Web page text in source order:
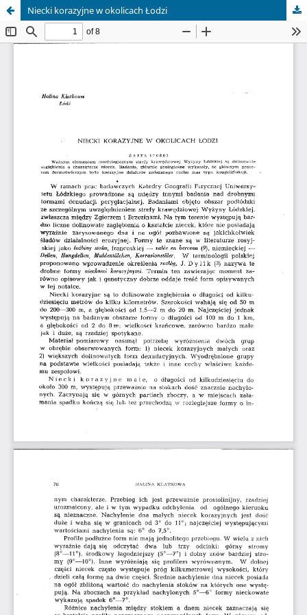
Niecki korazyjne w okolicach Łodzi